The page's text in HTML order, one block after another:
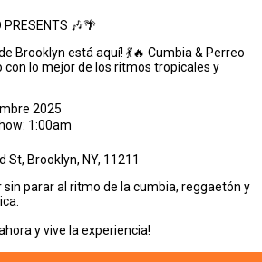
PRESENTS 🎶🌴
Brooklyn está aquí! 💃🔥 Cumbia & Perreo
con lo mejor de los ritmos tropicales y
2025
1:00am
St, Brooklyn, NY, 11211
parar al ritmo de la cumbia, reggaetón y
y vive la experiencia!